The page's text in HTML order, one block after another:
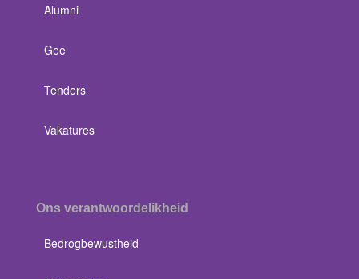
Alumni
Gee
Tenders
Vakatures
Ons verantwoordelikheid
Bedrogbewustheid